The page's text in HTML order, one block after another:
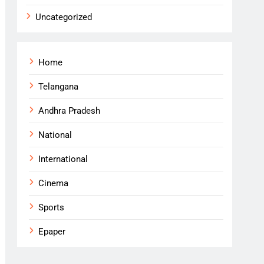
Uncategorized
Home
Telangana
Andhra Pradesh
National
International
Cinema
Sports
Epaper